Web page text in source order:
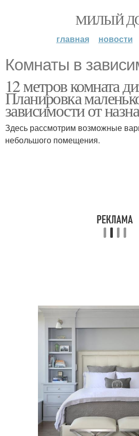
МИЛЫЙ
главная новости
Комнаты в
12 метров комната
Планировка
зависимости от
Здесь рассмотрим возможные
небольшого помещения.